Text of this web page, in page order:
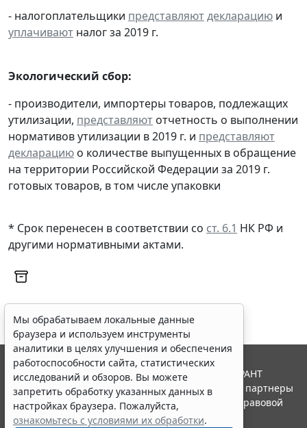
- налогоплательщики представляютдекларацию и
уплачивают налог за 2019 г.
Экологический сбор:
- производители, импортеры товаров, подлежащих
утилизации, представляют отчетность о выполнении
нормативов утилизации в 2019 г. и представляют
декларацию о количестве выпущенных в обращение
на территории Российской Федерации за 2019 г.
готовых товаров, в том числе упаковки
* Срок перенесен в соответствии со ст. 6.1 НК РФ и
другими нормативными актами.
Мы обрабатываем локальные данные
браузера и используем инструменты
аналитики в целях улучшения и обеспечения
работоспособности сайта, статистических
исследований и обзоров. Вы можете
запретить обработку указанных данных в
настройках браузера. Пожалуйста,
ознакомьтесь с условиями их обработки.
© ООО "НПП "ГАРАНТ-СЕРВИС", 2026. Система ГАРАНТ
выпускается с 1990 года. Компания "Гарант" и ее партнеры
являются участниками Российской ассоциации правовой
информации ГАРАНТ.